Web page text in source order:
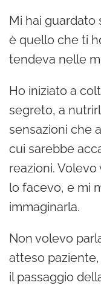
Mi hai guardato
è quello che ti
tendeva nelle
Ho iniziato a
segreto, a
sensazioni che
cui sarebbe
reazioni.
lo facevo, e mi
immaginarla.
Non volevo
atteso
il passaggio